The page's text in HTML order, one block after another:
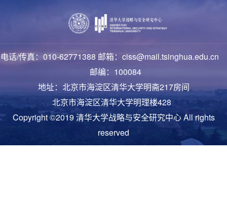
电话/传真：010-62771388 邮箱：ciss@mail.tsinghua.edu.cn
邮编：100084
地址：北京市海淀区清华大学明斋217房间
北京市海淀区清华大学明理楼428
Copyright ©2019 清华大学战略与安全研究中心 All rights
reserved